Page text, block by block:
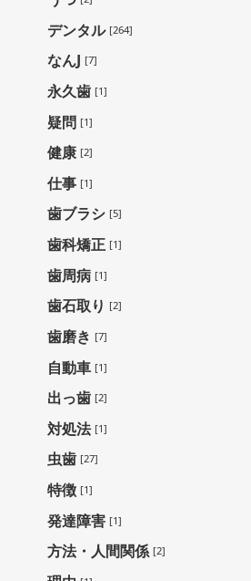
デンタル [264]
なんJ [7]
永久歯 [1]
疑問 [1]
健康 [2]
仕事 [1]
歯ブラシ [5]
歯科矯正 [1]
歯周病 [1]
歯石取り [2]
歯磨き [7]
自動車 [1]
出っ歯 [2]
対処法 [1]
虫歯 [27]
特徴 [1]
発達障害 [1]
方法・人間関係 [2]